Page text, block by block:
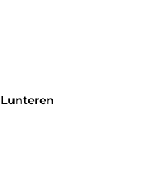
Lunteren